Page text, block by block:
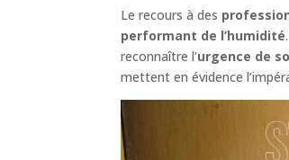
Le recours à des
performant de l’humidité
reconnaître l’urgence de
mettent en évidence